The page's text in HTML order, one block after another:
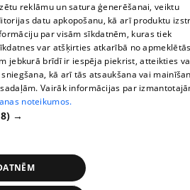
э-почта -
reklāmu un satura ģenerēšanai, veiktu
datu apkopošanu, kā arī produktu
par visām sīkdatnēm, kuras tiek
var atšķirties atkarībā no
jebkurā brīdī ir iespēja piekrist, atteikties
kā arī tās atsaukšana vai
Vairāk informācijas par
noteikumos.
→